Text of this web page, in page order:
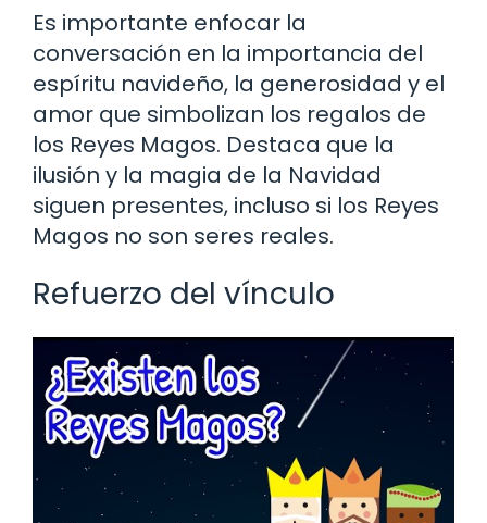
Es importante enfocar la
conversación en la importancia del
espíritu navideño, la generosidad y el
amor que simbolizan los regalos de
los Reyes Magos. Destaca que la
ilusión y la magia de la Navidad
siguen presentes, incluso si los Reyes
Magos no son seres reales.
Refuerzo del vínculo